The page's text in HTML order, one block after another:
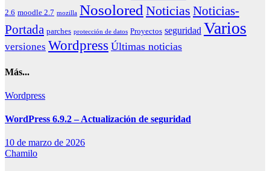
2.6 moodle 2.7 mozilla Nosolored Noticias Noticias-
Portada parches protección de datos Proyectos seguridad Varios
versiones Wordpress Últimas noticias
Más...
Wordpress
WordPress 6.9.2 – Actualización de seguridad
10 de marzo de 2026
Chamilo